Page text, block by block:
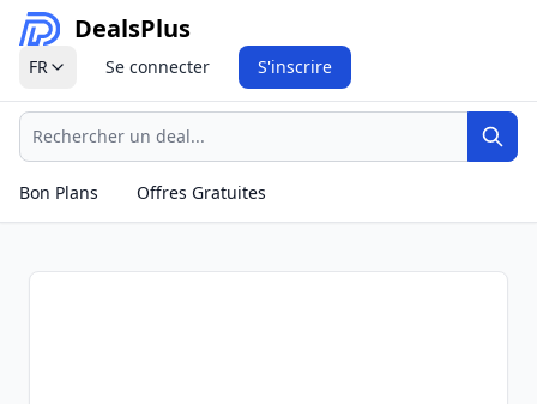
DealsPlus
FR Se connecter S'inscrire
Recherche
Bon Plans
Offres Gratuites